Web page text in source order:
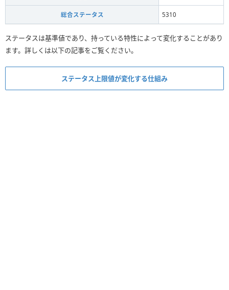
総合ステータス 5310
ステータスは基準値であり、持っている特性によって変化することがあり
ます。詳しくは以下の記事をご覧ください。
ステータス上限値が変化する仕組み